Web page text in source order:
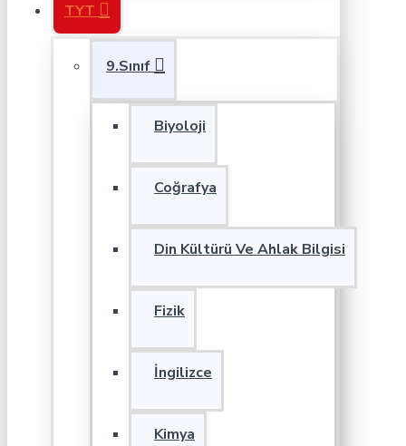
TYT
9.Sınıf
Biyoloji
Coğrafya
Din Kültürü Ve Ahlak Bilgisi
Fizik
İngilizce
Kimya